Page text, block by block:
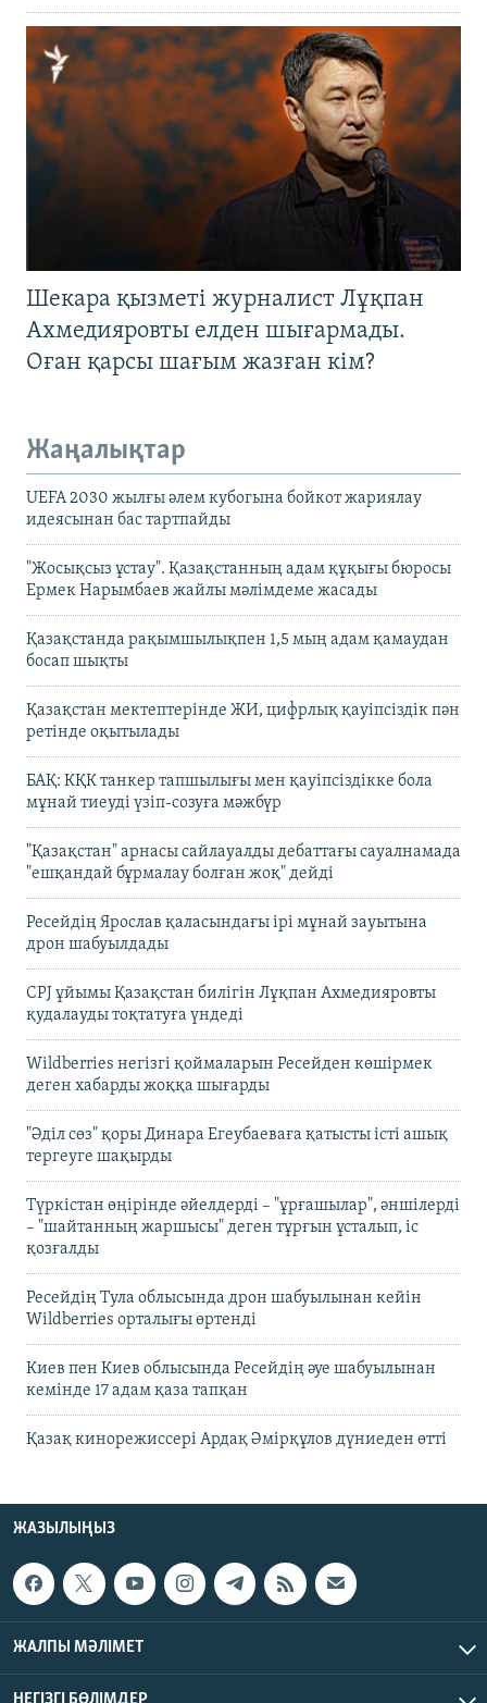
Шекара қызметі журналист Лұқпан
Ахмедияровты елден шығармады.
Оған қарсы шағым жазған кім?
Жаңалықтар
UEFA 2030 жылғы әлем кубогына бойкот жариялау
идеясынан бас тартпайды
"Жосықсыз ұстау". Қазақстанның адам құқығы бюросы
Ермек Нарымбаев жайлы мәлімдеме жасады
Қазақстанда рақымшылықпен 1,5 мың адам қамаудан
босап шықты
Қазақстан мектептерінде ЖИ, цифрлық қауіпсіздік пән
ретінде оқытылады
БАҚ: КҚК танкер тапшылығы мен қауіпсіздікке бола
мұнай тиеуді үзіп-созуға мәжбүр
"Қазақстан" арнасы сайлауалды дебаттағы сауалнамада
"ешқандай бұрмалау болған жоқ" дейді
Ресейдің Ярослав қаласындағы ірі мұнай зауытына
дрон шабуылдады
CPJ ұйымы Қазақстан билігін Лұқпан Ахмедияровты
қудалауды тоқтатуға үндеді
Wildberries негізгі қоймаларын Ресейден көшірмек
деген хабарды жоққа шығарды
"Әділ сөз" қоры Динара Егеубаеваға қатысты істі ашық
тергеуге шақырды
Түркістан өңірінде әйелдерді – "ұрғашылар", әншілерді
– "шайтанның жаршысы" деген тұрғын ұсталып, іс
қозғалды
Ресейдің Тула облысында дрон шабуылынан кейін
Wildberries орталығы өртенді
Киев пен Киев облысында Ресейдің әуе шабуылынан
кемінде 17 адам қаза тапқан
Қазақ кинорежиссері Ардақ Әмірқұлов дүниеден өтті
ЖАЗЫЛЫҢЫЗ
ЖАЛПЫ МӘЛІМЕТ